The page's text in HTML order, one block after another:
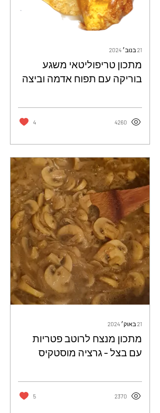
21 בנוב׳ 2024
מתכון טריפוליטאי משגע
בוריקה עם תפוח אדמה וביצה
עמירה
4260
4
21 באוק׳ 2024
מתכון מנצח לרוטב פטריות
עם בצל - גרציה מוסטקיס
2370
5